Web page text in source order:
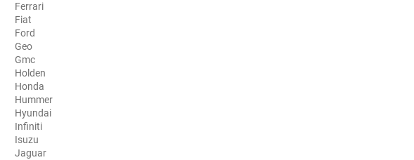
Skoda
Tesla
Toyota
Volkswagen
Acura
Ferrari
Fiat
Ford
Geo
Gmc
Holden
Honda
Hummer
Hyundai
Infiniti
Isuzu
Jaguar